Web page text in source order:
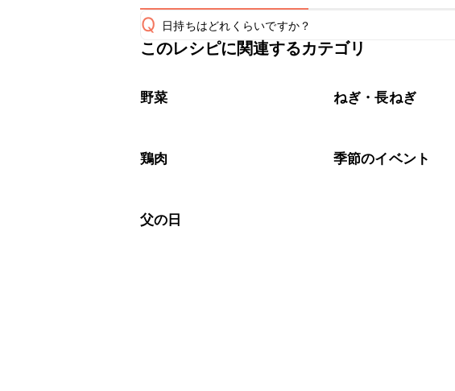
Q 日持ちはどれくらいですか？
保存期間は冷蔵で翌日中が目安です。なるべくお早めに
※日持ちは目安です。
このレシピに関連するカテゴリ
野菜 ねぎ・長ねぎ
鶏肉 季節のイベント
父の日